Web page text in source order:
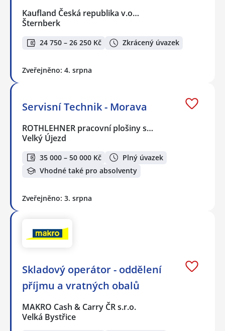
Kaufland Česká republika v.o…
Šternberk
24 750 – 26 250 Kč Zkrácený úvazek
Zveřejněno: 4. srpna
Servisní Technik - Morava
ROTHLEHNER pracovní plošiny s…
Velký Újezd
35 000 – 50 000 Kč
Plný úvazek
Vhodné také pro absolventy
Zveřejněno: 3. srpna
Skladový operátor - oddělení
příjmu a vratných obalů
MAKRO Cash & Carry ČR s.r.o.
Velká Bystřice